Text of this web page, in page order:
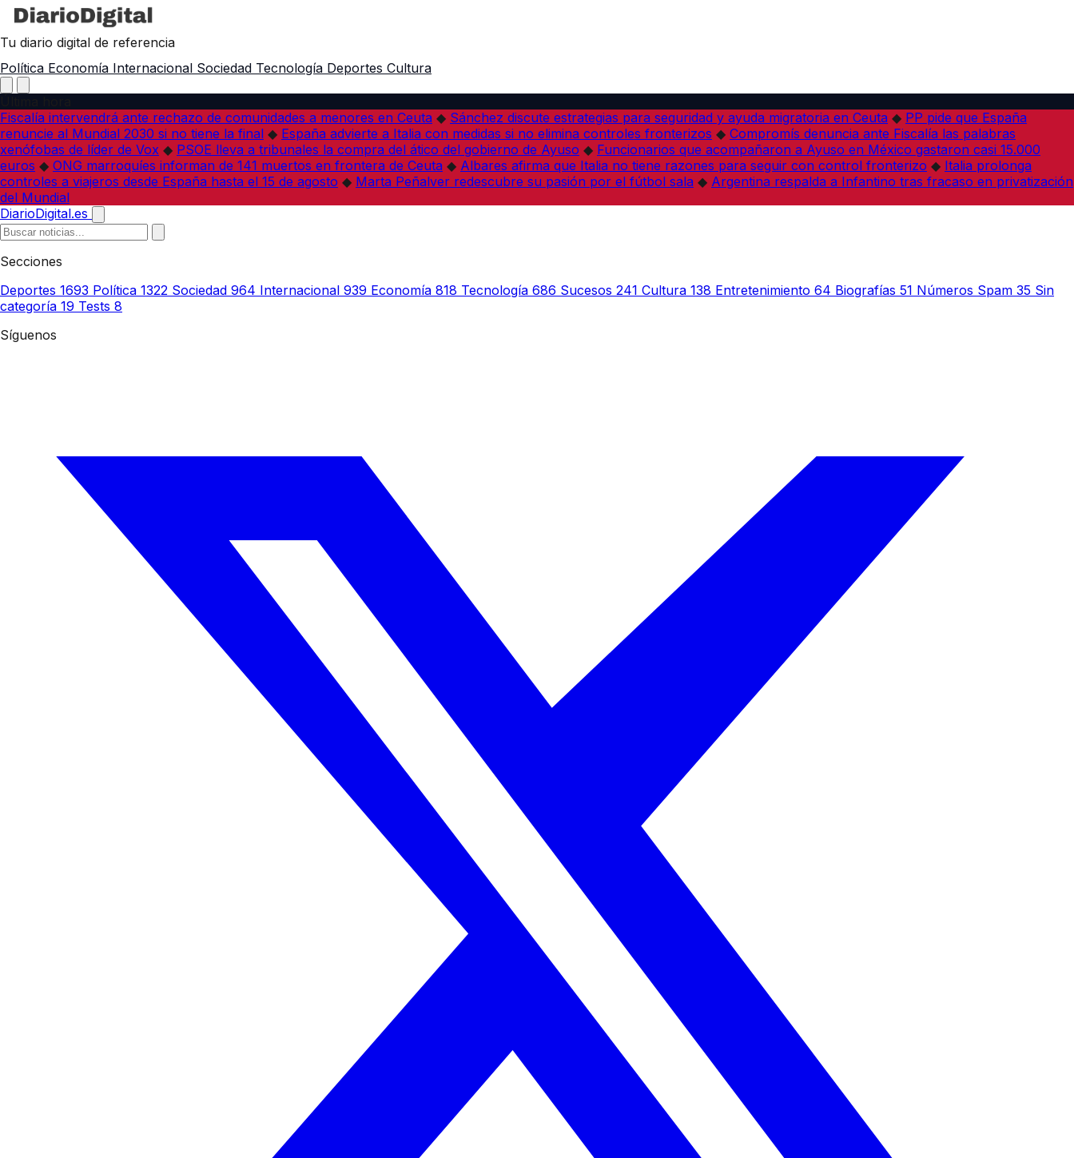
Tu diario digital de referencia
Política Economía Internacional Sociedad Tecnología Deportes Cultura
Fiscalía intervendrá ante rechazo de comunidades a menores en Ceuta ◆ Sánchez discute estrategias para seguridad y ayuda migratoria en Ceuta ◆ PP pide que España
renuncie al Mundial 2030 si no tiene la final ◆ España advierte a Italia con medidas si no elimina controles fronterizos ◆ Compromís denuncia ante Fiscalía las palabras
xenófobas de líder de Vox ◆ PSOE lleva a tribunales la compra del ático del gobierno de Ayuso ◆ Funcionarios que acompañaron a Ayuso en México gastaron casi 15.000
euros ◆ ONG marroquíes informan de 141 muertos en frontera de Ceuta ◆ Albares afirma que Italia no tiene razones para seguir con control fronterizo ◆ Italia prolonga
controles a viajeros desde España hasta el 15 de agosto ◆ Marta Peñalver redescubre su pasión por el fútbol sala ◆ Argentina respalda a Infantino tras fracaso en privatización
del Mundial
DiarioDigital.es
Secciones
Deportes 1693 Política 1322 Sociedad 964 Internacional 939 Economía 818 Tecnología 686 Sucesos 241 Cultura 138 Entretenimiento 64 Biografías 51 Números Spam 35 Sin
categoría 19 Tests 8
Síguenos